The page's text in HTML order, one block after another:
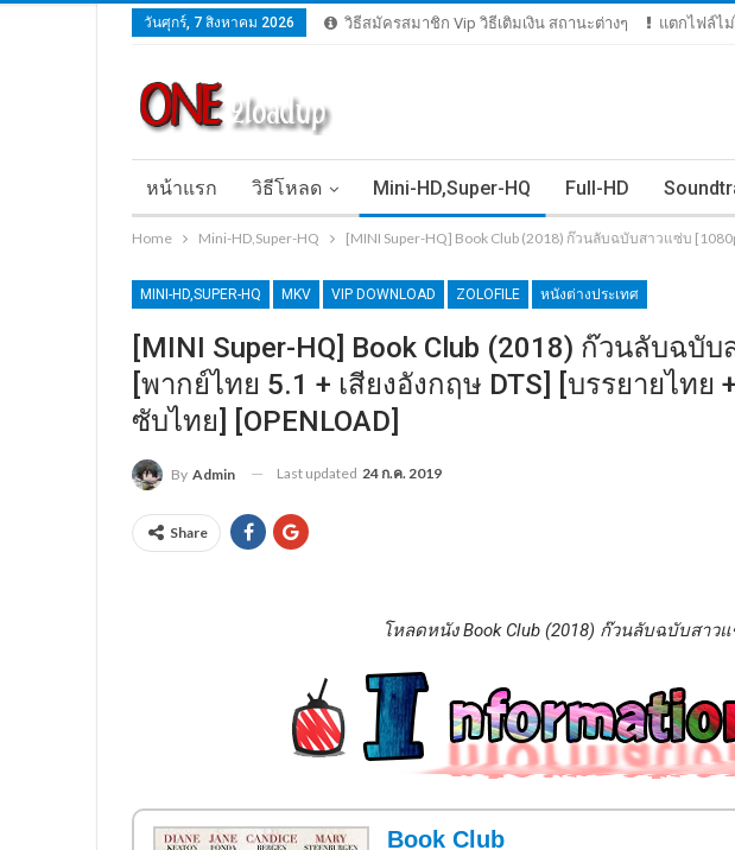
วันศุกร์, 7 สิงหาคม 2026 วิธีสมัครสมาชิก Vip วิธีเติมเงิน สถานะต่างๆ แตกไฟล์ไ
หน้าแรก วิธีโหลด Mini-HD,Super-HQ Full-HD
Home Mini-HD,Super-HQ [MINI Super-HQ] Book Club (2018) ก๊วนลับฉบับสาวแซ่บ
MINI-HD,SUPER-HQ MKV VIP DOWNLOAD ZOLOFILE หนังต่างประเทศ
[MINI Super-HQ] Book Club (2018) ก๊วนลับฉบั
[พากย์ไทย 5.1 + เสียงอังกฤษ DTS] [บรรยายไทย
ซับไทย] [OPENLOAD]
By Admin Last updated 24 ก.ค. 2019
Share
โหลดหนัง Book Club (2018) ก๊วนลับฉบับสาว
Book Club